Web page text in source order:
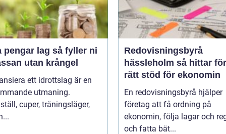
lag så fyller ni
utan krångel
ett idrottslag är en
utmaning.
cuper, träningsläger,
Redovisningsbyrå
hässleholm så hittar företag
rätt stöd för ekonomin
En redovisningsbyrå hjälper
företag att få ordning på
ekonomin, följa lagar och
och fatta bät...